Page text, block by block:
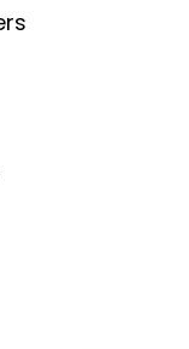
ZELF